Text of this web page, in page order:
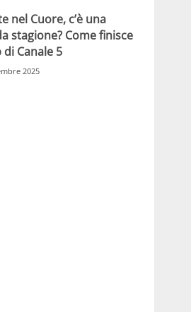
nel Cuore, c’è una
stagione? Come finisce
di Canale 5
2025